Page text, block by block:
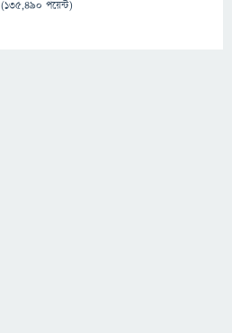
(135,490 পয়েন্ট)